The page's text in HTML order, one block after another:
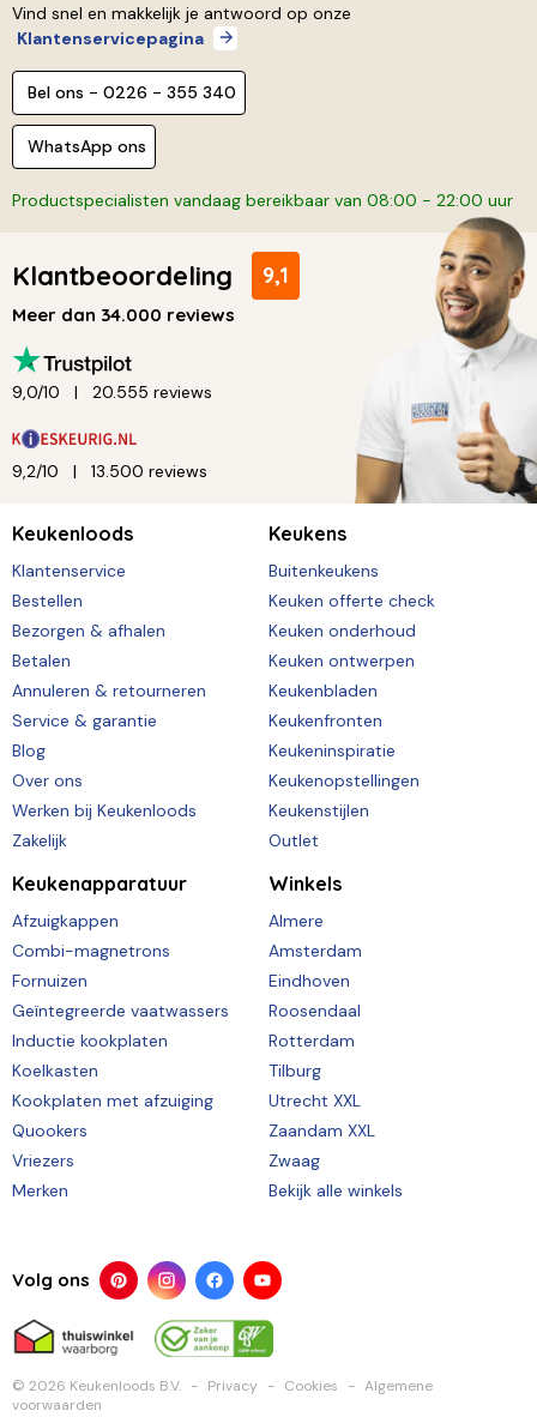
Vind snel en makkelijk je antwoord op onze
Klantenservicepagina
Bel ons - 0226 - 355 340
WhatsApp ons
Productspecialisten vandaag bereikbaar van 08:00 - 22:00 uur
Klantbeoordeling 9,1
Meer dan 34.000 reviews
9,0/10 20.555 reviews
9,2/10 13.500 reviews
Keukenloods
Klantenservice
Bestellen
Bezorgen & afhalen
Betalen
Annuleren & retourneren
Service & garantie
Blog
Over ons
Werken bij Keukenloods
Zakelijk
Keukens
Buitenkeukens
Keuken offerte check
Keuken onderhoud
Keuken ontwerpen
Keukenbladen
Keukenfronten
Keukeninspiratie
Keukenopstellingen
Keukenstijlen
Outlet
Keukenapparatuur
Afzuigkappen
Combi-magnetrons
Fornuizen
Geïntegreerde vaatwassers
Inductie kookplaten
Koelkasten
Kookplaten met afzuiging
Quookers
Vriezers
Merken
Winkels
Almere
Amsterdam
Eindhoven
Roosendaal
Rotterdam
Tilburg
Utrecht XXL
Zaandam XXL
Zwaag
Bekijk alle winkels
Volg ons
© 2026 Keukenloods B.V. Privacy Cookies
Algemene
voorwaarden